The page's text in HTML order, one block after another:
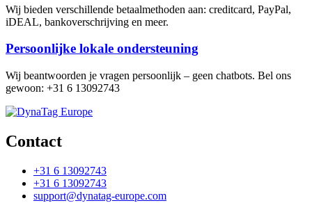
Wij bieden verschillende betaalmethoden aan: creditcard, PayPal,
iDEAL, bankoverschrijving en meer.
Persoonlijke lokale ondersteuning
Wij beantwoorden je vragen persoonlijk – geen chatbots. Bel ons
gewoon: +31 6 13092743
Contact
+31 6 13092743
+31 6 13092743
support@dynatag-europe.com